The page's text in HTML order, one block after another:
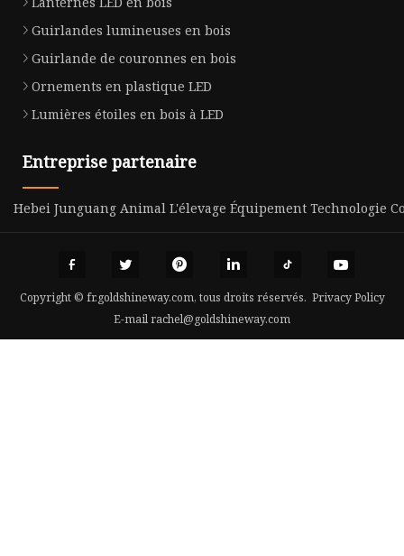
Guirlandes lumineuses en bois
Guirlande de couronnes en bois
Ornements en plastique LED
Lumières étoiles en bois à LED
Entreprise partenaire
Hebei Junguang Animal L'élevage Équipement Technologie
Copyright © fr.goldshineway.com, tous droits réservés. Privacy Policy
E-mailrachel@goldshineway.com